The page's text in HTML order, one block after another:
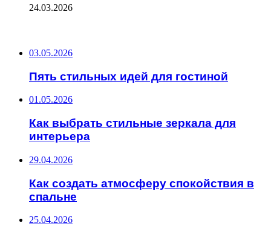
24.03.2026
03.05.2026
Пять стильных идей для гостиной
01.05.2026
Как выбрать стильные зеркала для
интерьера
29.04.2026
Как создать атмосферу спокойствия в
спальне
25.04.2026